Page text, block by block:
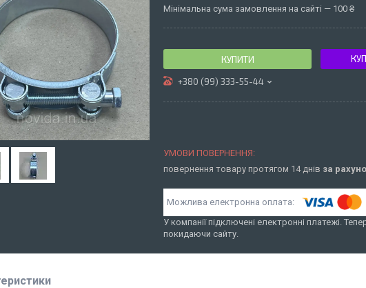
Мінімальна сума замовлення на сайті — 100 ₴
КУПИТИ
+380 (99) 333-55-44
повернення товару протягом 14 днів за
У компанії підключені електронні платежі.
покидаючи сайту.